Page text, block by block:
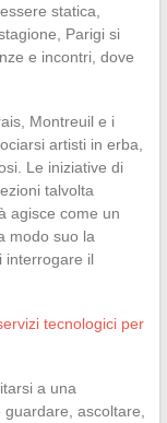
statica,
Parigi si
e incontri, dove
Montreuil e i
artisti in erba,
Le iniziative di
talvolta
agisce come un
modo suo la
interrogare il
tecnologici per
a una
ascoltare,